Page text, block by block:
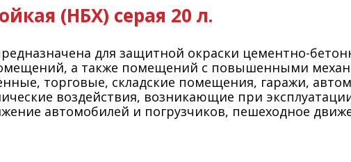
(НБХ) серая 20 л.
для защитной окраски цементно-
а также помещений с повышенными
торговые, складские помещения, гаражи,
воздействия, возникающие при
автомобилей и погрузчиков, пешеходное